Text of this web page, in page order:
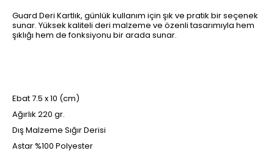
Guard Deri Kartlık, günlük kullanım için şık ve pratik bir seçenek
sunar. Yüksek kaliteli deri malzeme ve özenli tasarımıyla hem
şıklığı hem de fonksiyonu bir arada sunar.
Ebat 7.5 x 10 (cm)
Ağırlık 220 gr.
Dış Malzeme Sığır Derisi
Astar %100 Polyester